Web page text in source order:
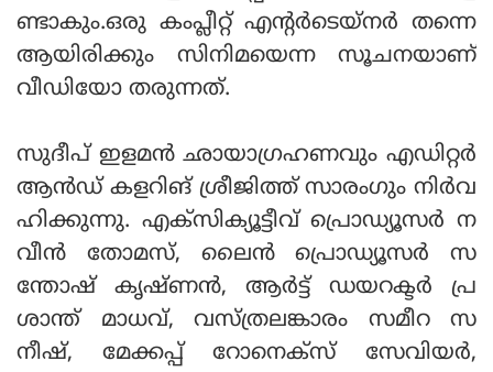
ണ്ടാകും.ഒരു കംപ്ലീറ്റ് എന്റര്‍ടെയ്നര്‍ തന്നെ
ആയിരിക്കും സിനിമയെന്ന സൂചനയാണ്
വീഡിയോ തരുന്നത്.
സുദീപ് ഇളമന്‍ ഛായാഗ്രഹണവും എഡിറ്റര്‍
ആന്‍ഡ് കളറിങ് ശ്രീജിത്ത് സാരംഗും നിര്‍വ
ഹിക്കുന്നു. എക്സിക്യൂട്ടീവ് പ്രൊഡ്യൂസര്‍ ന
വീന്‍ തോമസ്, ലൈന്‍ പ്രൊഡ്യൂസര്‍ സ
ന്തോഷ് കൃഷ്ണന്‍, ആര്‍ട്ട് ഡയറക്ടര്‍ പ്ര
ശാന്ത് മാധവ്, വസ്ത്രലങ്കാരം സമീറ സ
നീഷ്, മേക്കപ്പ് റോനെക്സ് സേവിയര്‍,